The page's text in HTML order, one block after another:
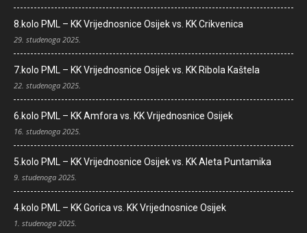
8.kolo PML – KK Vrijednosnice Osijek vs. KK Crikvenica
29. studenoga 2025.
7.kolo PML – KK Vrijednosnice Osijek vs. KK Ribola Kaštela
22. studenoga 2025.
6.kolo PML – KK Amfora vs. KK Vrijednosnice Osijek
16. studenoga 2025.
5.kolo PML – KK Vrijednosnice Osijek vs. KK Aleta Puntamika
9. studenoga 2025.
4.kolo PML – KK Gorica vs. KK Vrijednosnice Osijek
1. studenoga 2025.